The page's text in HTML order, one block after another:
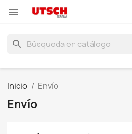

search
Inicio Envío
Envío